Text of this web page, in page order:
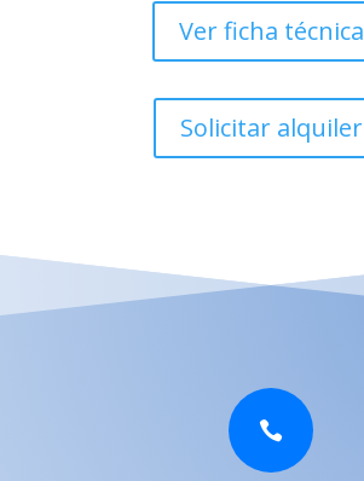
Ver ficha técnica
Solicitar alquiler
